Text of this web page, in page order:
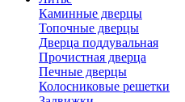
Каминные дверцы
Топочные дверцы
Дверца поддувальная
Прочистная дверца
Печные дверцы
Колосниковые решетки